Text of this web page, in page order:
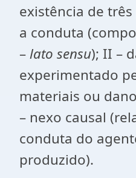
existência de
a conduta
–lato sensu); II –
experimentado
materiais ou
– nexo causal
conduta do
produzido).